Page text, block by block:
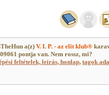
a(z) V. I. P. - az elit klub®
pontja van. Nem rossz, mi?
feltételek, leírás, honlap, tagok